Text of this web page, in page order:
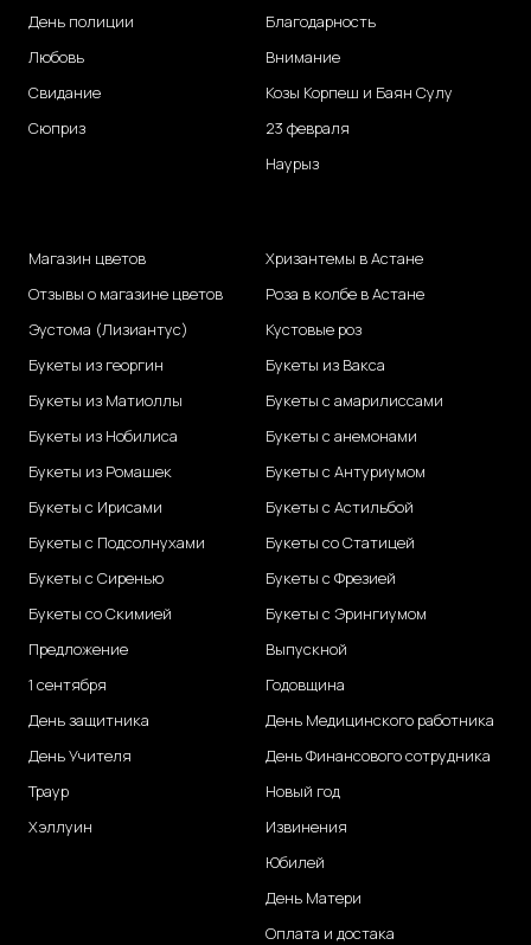
День полиции
Любовь
Свидание
Сюприз
Благодарность
Внимание
Козы Корпеш и Баян Сулу
23 февраля
Наурыз
Магазин цветов
Отзывы о магазине цветов
Эустома (Лизиантус)
Букеты из георгин
Букеты из Матиоллы
Букеты из Нобилиса
Букеты из Ромашек
Букеты с Ирисами
Букеты с Подсолнухами
Букеты с Сиренью
Букеты со Скимией
Предложение
1 сентября
День защитника
День Учителя
Траур
Хэллуин
Хризантемы в Астане
Роза в колбе в Астане
Кустовые роз
Букеты из Вакса
Букеты с амарилиссами
Букеты с анемонами
Букеты с Антуриумом
Букеты с Астильбой
Букеты со Статицей
Букеты с Фрезией
Букеты с Эрингиумом
Выпускной
Годовщина
День Медицинского работника
День Финансового сотрудника
Новый год
Извинения
Юбилей
День Матери
Оплата и достака